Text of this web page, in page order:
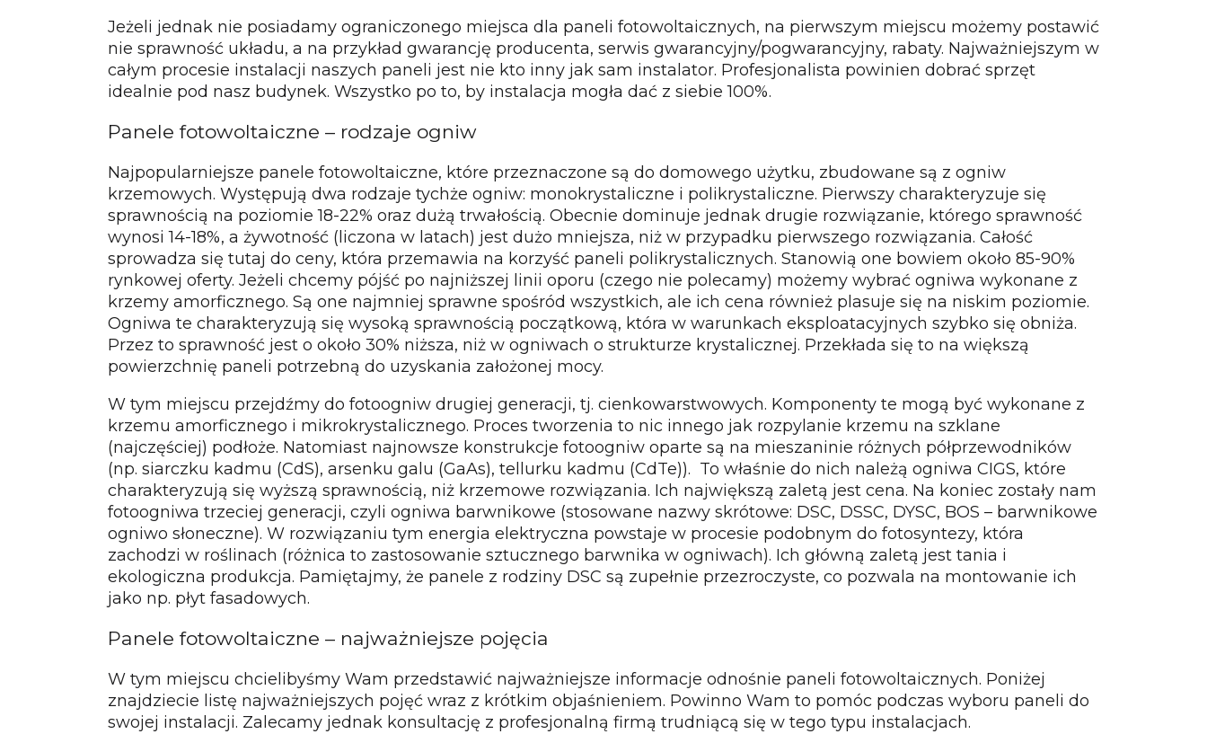
Jeżeli jednak nie posiadamy ograniczonego miejsca dla paneli fotowoltaicznych, na pierwszym miejscu możemy postawić
nie sprawność układu, a na przykład gwarancję producenta, serwis gwarancyjny/pogwarancyjny, rabaty. Najważniejszym w
całym procesie instalacji naszych paneli jest nie kto inny jak sam instalator. Profesjonalista powinien dobrać sprzęt
idealnie pod nasz budynek. Wszystko po to, by instalacja mogła dać z siebie 100%.
Panele fotowoltaiczne – rodzaje ogniw
Najpopularniejsze panele fotowoltaiczne, które przeznaczone są do domowego użytku, zbudowane są z ogniw
krzemowych. Występują dwa rodzaje tychże ogniw: monokrystaliczne i polikrystaliczne. Pierwszy charakteryzuje się
sprawnością na poziomie 18-22% oraz dużą trwałością. Obecnie dominuje jednak drugie rozwiązanie, którego sprawność
wynosi 14-18%, a żywotność (liczona w latach) jest dużo mniejsza, niż w przypadku pierwszego rozwiązania. Całość
sprowadza się tutaj do ceny, która przemawia na korzyść paneli polikrystalicznych. Stanowią one bowiem około 85-90%
rynkowej oferty. Jeżeli chcemy pójść po najniższej linii oporu (czego nie polecamy) możemy wybrać ogniwa wykonane z
krzemy amorficznego. Są one najmniej sprawne spośród wszystkich, ale ich cena również plasuje się na niskim poziomie.
Ogniwa te charakteryzują się wysoką sprawnością początkową, która w warunkach eksploatacyjnych szybko się obniża.
Przez to sprawność jest o około 30% niższa, niż w ogniwach o strukturze krystalicznej. Przekłada się to na większą
powierzchnię paneli potrzebną do uzyskania założonej mocy.
W tym miejscu przejdźmy do fotoogniw drugiej generacji, tj. cienkowarstwowych. Komponenty te mogą być wykonane z
krzemu amorficznego i mikrokrystalicznego. Proces tworzenia to nic innego jak rozpylanie krzemu na szklane
(najczęściej) podłoże. Natomiast najnowsze konstrukcje fotoogniw oparte są na mieszaninie różnych półprzewodników
(np. siarczku kadmu (CdS), arsenku galu (GaAs), tellurku kadmu (CdTe)). To właśnie do nich należą ogniwa CIGS, które
charakteryzują się wyższą sprawnością, niż krzemowe rozwiązania. Ich największą zaletą jest cena. Na koniec zostały nam
fotoogniwa trzeciej generacji, czyli ogniwa barwnikowe (stosowane nazwy skrótowe: DSC, DSSC, DYSC, BOS – barwnikowe
ogniwo słoneczne). W rozwiązaniu tym energia elektryczna powstaje w procesie podobnym do fotosyntezy, która
zachodzi w roślinach (różnica to zastosowanie sztucznego barwnika w ogniwach). Ich główną zaletą jest tania i
ekologiczna produkcja. Pamiętajmy, że panele z rodziny DSC są zupełnie przezroczyste, co pozwala na montowanie ich
jako np. płyt fasadowych.
Panele fotowoltaiczne – najważniejsze pojęcia
W tym miejscu chcielibyśmy Wam przedstawić najważniejsze informacje odnośnie paneli fotowoltaicznych. Poniżej
znajdziecie listę najważniejszych pojęć wraz z krótkim objaśnieniem. Powinno Wam to pomóc podczas wyboru paneli do
swojej instalacji. Zalecamy jednak konsultację z profesjonalną firmą trudniącą się w tego typu instalacjach.